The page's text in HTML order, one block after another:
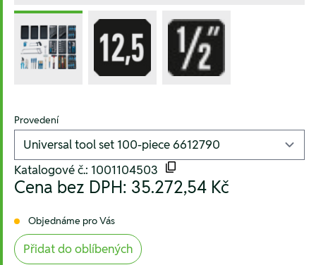
Provedení
Katalogové č.: 1001104503
Cena bez DPH: 35.272,54 Kč
Objednáme pro Vás
Přidat do oblíbených